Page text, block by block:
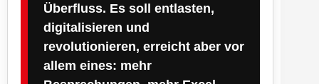
Überfluss. Es soll entlasten,
digitalisieren und
revolutionieren, erreicht aber vor
allem eines: mehr